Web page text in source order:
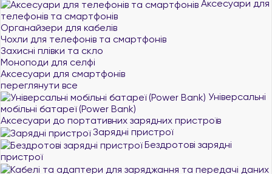
Аксесуари для
телефонів та смартфонів
Органайзери для кабелів
Чохли для телефонів та смартфонів
Захисні плівки та скло
Моноподи для селфі
Аксесуари для смартфонів
переглянути все
Універсальні
мобільні батареї (Power Bank)
Аксесуари до портативних зарядних пристроїв
Зарядні пристрої
Бездротові зарядні
пристрої